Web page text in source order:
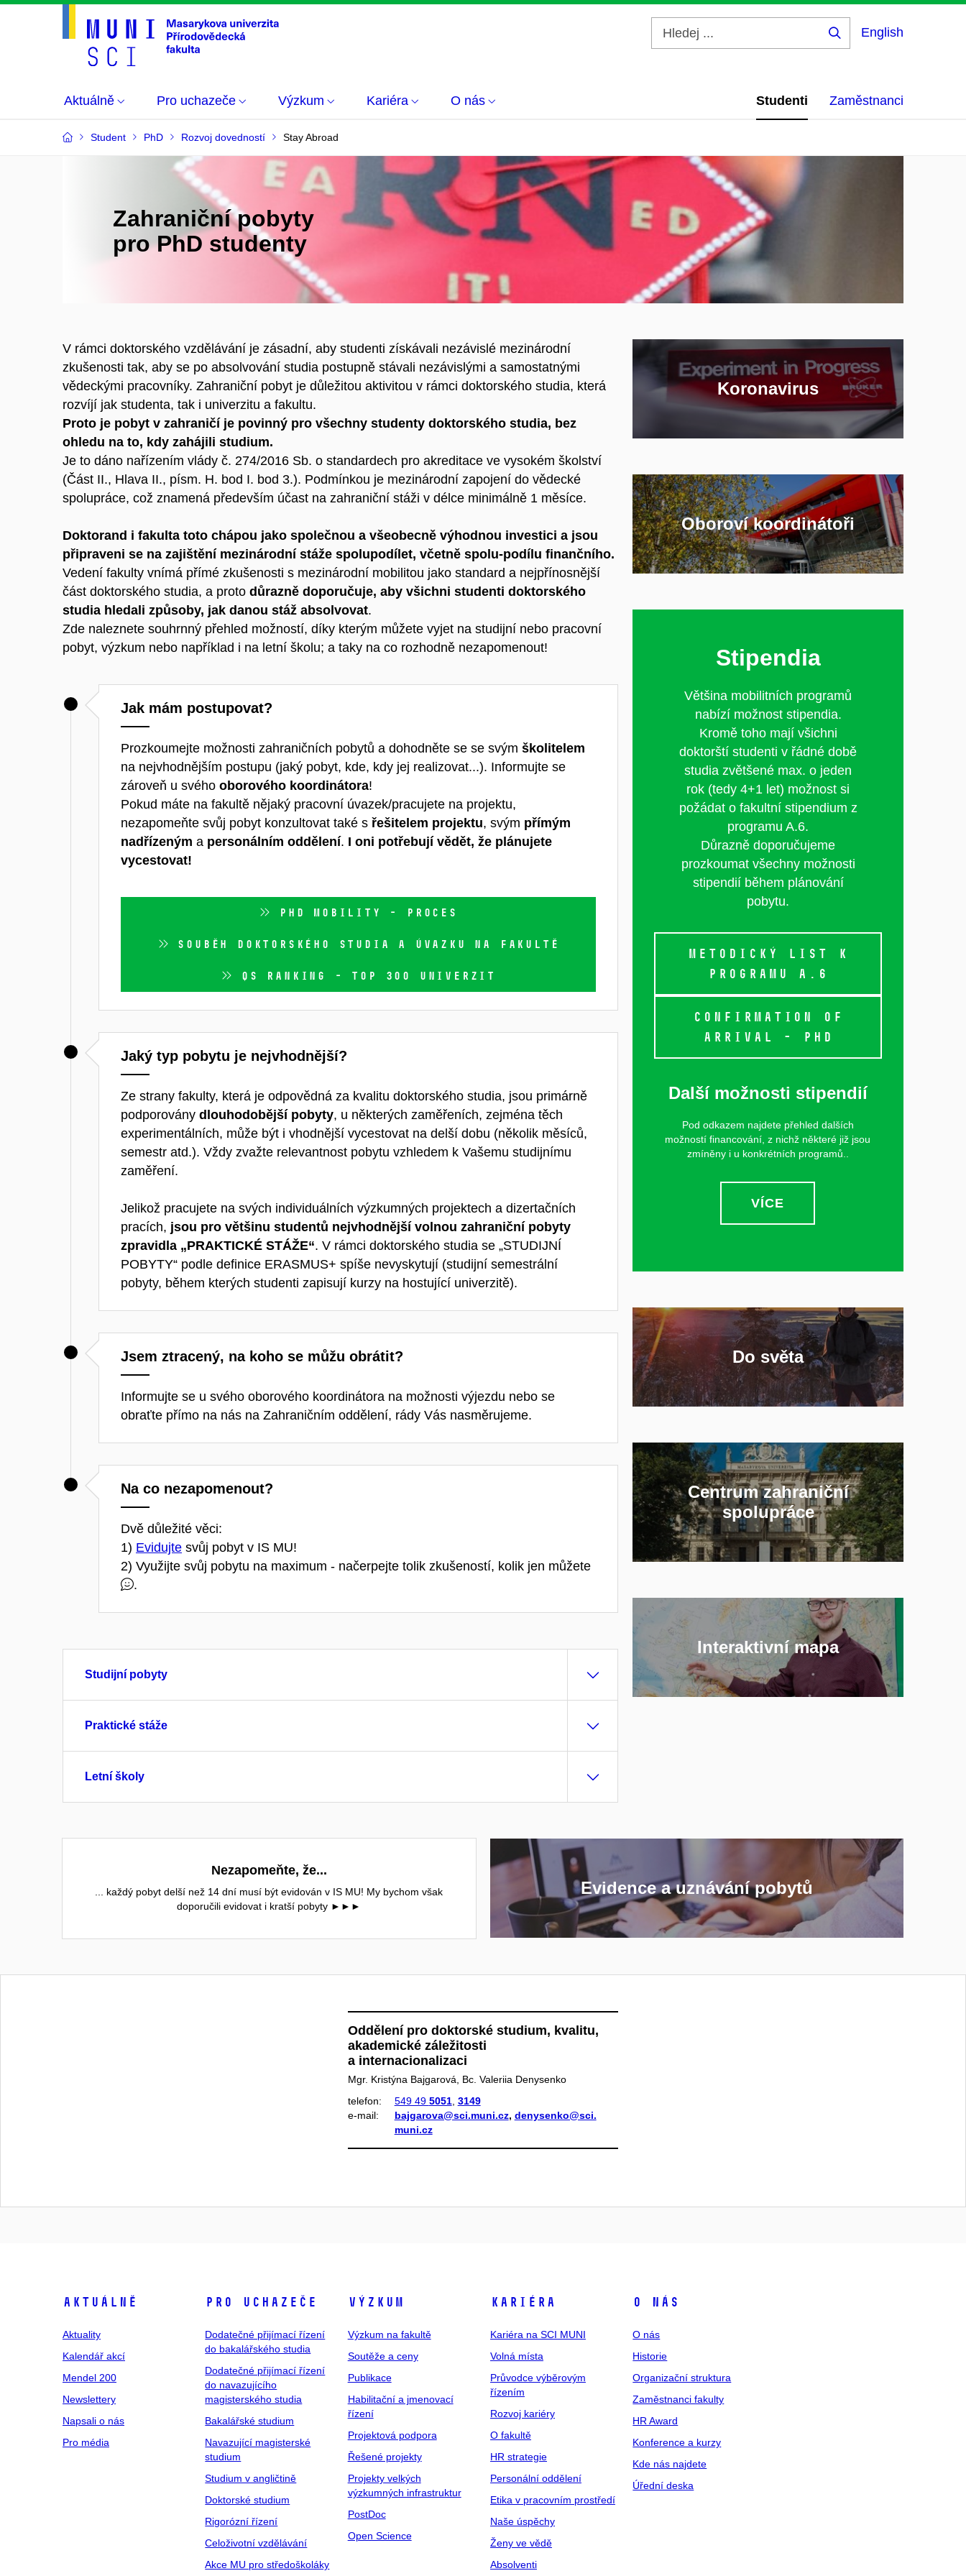
English
Aktuálně Pro uchazeče Výzkum Kariéra O nás Studenti Zaměstnanci
Student PhD Rozvoj dovedností Stay Abroad
Zahraniční pobyty
pro PhD studenty
V rámci doktorského vzdělávání je zásadní, aby studenti získávali nezávislé mezinárodní
zkušenosti tak, aby se po absolvování studia postupně stávali nezávislými a samostatnými
vědeckými pracovníky. Zahraniční pobyt je důležitou aktivitou v rámci doktorského studia, která
rozvíjí jak studenta, tak i univerzitu a fakultu.
Proto je pobyt v zahraničí je povinný pro všechny studenty doktorského studia, bez
ohledu na to, kdy zahájili studium.
Je to dáno nařízením vlády č. 274/2016 Sb. o standardech pro akreditace ve vysokém školství
(Část II., Hlava II., písm. H. bod I. bod 3.). Podmínkou je mezinárodní zapojení do vědecké
spolupráce, což znamená především účast na zahraniční stáži v délce minimálně 1 měsíce.
Doktorand i fakulta toto chápou jako společnou a všeobecně výhodnou investici a jsou
připraveni se na zajištění mezinárodní stáže spolupodílet, včetně spolu-podílu finančního.
Vedení fakulty vnímá přímé zkušenosti s mezinárodní mobilitou jako standard a nejpřínosnější
část doktorského studia, a proto důrazně doporučuje, aby všichni studenti doktorského
studia hledali způsoby, jak danou stáž absolvovat.
Zde naleznete souhrnný přehled možností, díky kterým můžete vyjet na studijní nebo pracovní
pobyt, výzkum nebo například i na letní školu; a taky na co rozhodně nezapomenout!
Jak mám postupovat?
Prozkoumejte možnosti zahraničních pobytů a dohodněte se se svým školitelem
na nejvhodnějším postupu (jaký pobyt, kde, kdy jej realizovat...). Informujte se
zároveň u svého oborového koordinátora!
Pokud máte na fakultě nějaký pracovní úvazek/pracujete na projektu,
nezapomeňte svůj pobyt konzultovat také s řešitelem projektu, svým přímým
nadřízeným a personálním oddělení. I oni potřebují vědět, že plánujete
vycestovat!
PHD MOBILITY - PROCES
SOUBĚH DOKTORSKÉHO STUDIA A ÚVAZKU NA FAKULTĚ
QS RANKING - TOP 300 UNIVERZIT
Jaký typ pobytu je nejvhodnější?
Ze strany fakulty, která je odpovědná za kvalitu doktorského studia, jsou primárně
podporovány dlouhodobější pobyty, u některých zaměřeních, zejména těch
experimentálních, může být i vhodnější vycestovat na delší dobu (několik měsíců,
semestr atd.). Vždy zvažte relevantnost pobytu vzhledem k Vašemu studijnímu
zaměření.
Jelikož pracujete na svých individuálních výzkumných projektech a dizertačních
pracích, jsou pro většinu studentů nejvhodnější volnou zahraniční pobyty
zpravidla „PRAKTICKÉ STÁŽE“. V rámci doktorského studia se „STUDIJNÍ
POBYTY“ podle definice ERASMUS+ spíše nevyskytují (studijní semestrální
pobyty, během kterých studenti zapisují kurzy na hostující univerzitě).
Jsem ztracený, na koho se můžu obrátit?
Informujte se u svého oborového koordinátora na možnosti výjezdu nebo se
obraťte přímo na nás na Zahraničním oddělení, rády Vás nasměrujeme.
Na co nezapomenout?
Dvě důležité věci:
1) Evidujte svůj pobyt v IS MU!
2) Využijte svůj pobytu na maximum - načerpejte tolik zkušeností, kolik jen můžete
.
Studijní pobyty
Praktické stáže
Letní školy
Koronavirus
Oboroví koordinátoři
Stipendia
Většina mobilitních programů
nabízí možnost stipendia.
Kromě toho mají všichni
doktorští studenti v řádné době
studia zvětšené max. o jeden
rok (tedy 4+1 let) možnost si
požádat o fakultní stipendium z
programu A.6.
Důrazně doporučujeme
prozkoumat všechny možnosti
stipendií během plánování
pobytu.
METODICKÝ LIST K
PROGRAMU A.6
CONFIRMATION OF
ARRIVAL - PHD
Další možnosti stipendií
Pod odkazem najdete přehled dalších
možností financování, z nichž některé již jsou
zmíněny i u konkrétních programů..
VÍCE
Do světa
Centrum zahraniční
spolupráce
Interaktivní mapa
Nezapomeňte, že...
... každý pobyt delší než 14 dní musí být evidován v IS MU! My bychom však
doporučili evidovat i kratší pobyty ►►►
Evidence a uznávání pobytů
Oddělení pro doktorské studium, kvalitu,
akademické záležitosti
a internacionalizaci
Mgr. Kristýna Bajgarová, Bc. Valeriia Denysenko
telefon:
549 49 5051, 3149
e‑mail:
bajgarova@sci.muni.cz, denysenko@sci.
muni.cz
Aktuálně
Aktuality
Kalendář akcí
Mendel 200
Newslettery
Napsali o nás
Pro média
Pro uchazeče
Dodatečné přijímací řízení
do bakalářského studia
Dodatečné přijímací řízení
do navazujícího
magisterského studia
Bakalářské studium
Navazující magisterské
studium
Studium v angličtině
Doktorské studium
Rigorózní řízení
Celoživotní vzdělávání
Akce MU pro středoškoláky
Výzkum
Výzkum na fakultě
Soutěže a ceny
Publikace
Habilitační a jmenovací
řízení
Projektová podpora
Řešené projekty
Projekty velkých
výzkumných infrastruktur
PostDoc
Open Science
Kariéra
Kariéra na SCI MUNI
Volná místa
Průvodce výběrovým
řízením
Rozvoj kariéry
O fakultě
HR strategie
Personální oddělení
Etika v pracovním prostředí
Naše úspěchy
Ženy ve vědě
Absolventi
O nás
O nás
Historie
Organizační struktura
Zaměstnanci fakulty
HR Award
Konference a kurzy
Kde nás najdete
Úřední deska